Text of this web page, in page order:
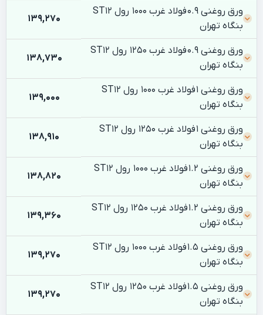
ورق روغنی 0.9 فولاد غرب 1000 رول ST12
بنگاه تهران
139,270
ورق روغنی 0.9 فولاد غرب 1250 رول ST12
بنگاه تهران
138,730
ورق روغنی 1 فولاد غرب 1000 رول ST12
بنگاه تهران
139,000
ورق روغنی 1 فولاد غرب 1250 رول ST12
بنگاه تهران
138,910
ورق روغنی 1.2 فولاد غرب 1000 رول ST12
بنگاه تهران
138,820
ورق روغنی 1.2 فولاد غرب 1250 رول ST12
بنگاه تهران
139,360
ورق روغنی 1.5 فولاد غرب 1000 رول ST12
بنگاه تهران
139,270
ورق روغنی 1.5 فولاد غرب 1250 رول ST12
بنگاه تهران
139,270